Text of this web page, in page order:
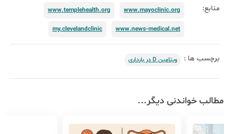
منابع: www.mayoclinic.org
www.templehealth.org
www.news-medical.net
my.clevelandclinic
برچسب ها : ویتامین D در بارداری
مطالب خواندنی دیگر...